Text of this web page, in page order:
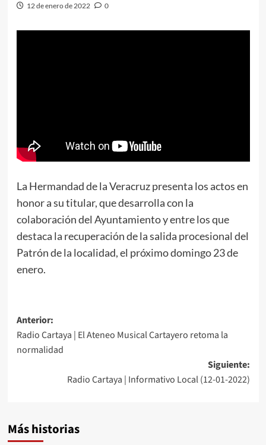
12 de enero de 2022 0
La Hermandad de la Veracruz presenta los actos en
honor a su titular, que desarrolla con la
colaboración del Ayuntamiento y entre los que
destaca la recuperación de la salida procesional del
Patrón de la localidad, el próximo domingo 23 de
enero.
Anterior:
Radio Cartaya | El Ateneo Musical Cartayero retoma la
normalidad
Siguiente:
Radio Cartaya | Informativo Local (12-01-2022)
Más historias